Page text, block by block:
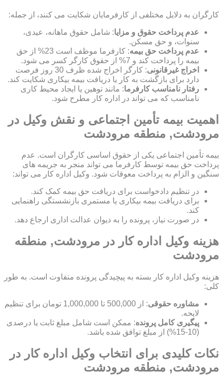
کارگران به دلایل مختلفی از کارفرمایان شکایت می کنند، از جمله:
عدم پرداخت حقوق و مزایا: شامل حقوق ماهانه، عیدی،
سنوات، و حق مسکن.
عدم پرداخت حق بیمه
: کارفرما موظف است 23% از حق
بیمه را پرداخت کند و 7% از حقوق کارگر کسر می شود.
اخراج غیرقانونی
: کارگر اخراج شده ظرف 30 روز فرصت
دارد برای بازگشت به کار یا دریافت بیمه بیکاری شکایت کند.
رفتار نامناسب کارفرما: مانند توهین یا ایجاد محیط کاری
نامناسب که می تواند در اداره کار مطرح شود.
اهمیت بیمه تأمین اجتماعی و نقش وکیل در
مرودشت, منطقه مرودشت
بیمه تأمین اجتماعی یکی از حقوق اساسی کارگران است. عدم
پرداخت حق بیمه توسط کارفرما می تواند منجر به جریمه های
سنگین و الزام به پرداخت معوقات شود. وکیل اداره کار می تواند:
در تنظیم دادخواست برای دریافت حق بیمه کمک کند.
برای دریافت بیمه بیکاری یا مستمری بازنشستگی راهنمایی
کند.
در صورت نیاز، پرونده را به دیوان عدالت اداری ارجاع دهد.
هزینه وکیل اداره کار در مرودشت, منطقه
مرودشت
هزینه وکیل اداره کار بسته به پیچیدگی پرونده متفاوت است. به طور
کلی:
مشاوره حقوقی
: از 500,000 تا 1,000,000 تومان برای تنظیم
لایحه.
پیگیری کامل پرونده: ممکن است شامل مبلغ ثابت یا درصدی
(10-15%) از مبلغ توافق شده باشد.
نکات کلیدی برای انتخاب وکیل اداره کار در
مرودشت, منطقه مرودشت